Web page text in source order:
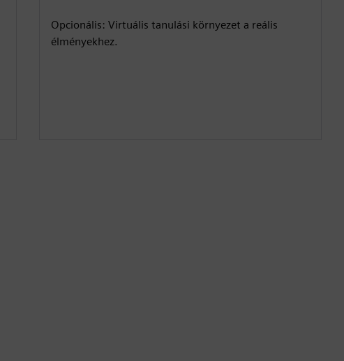
Opcionális: Virtuális tanulási környezet a reális
élményekhez.